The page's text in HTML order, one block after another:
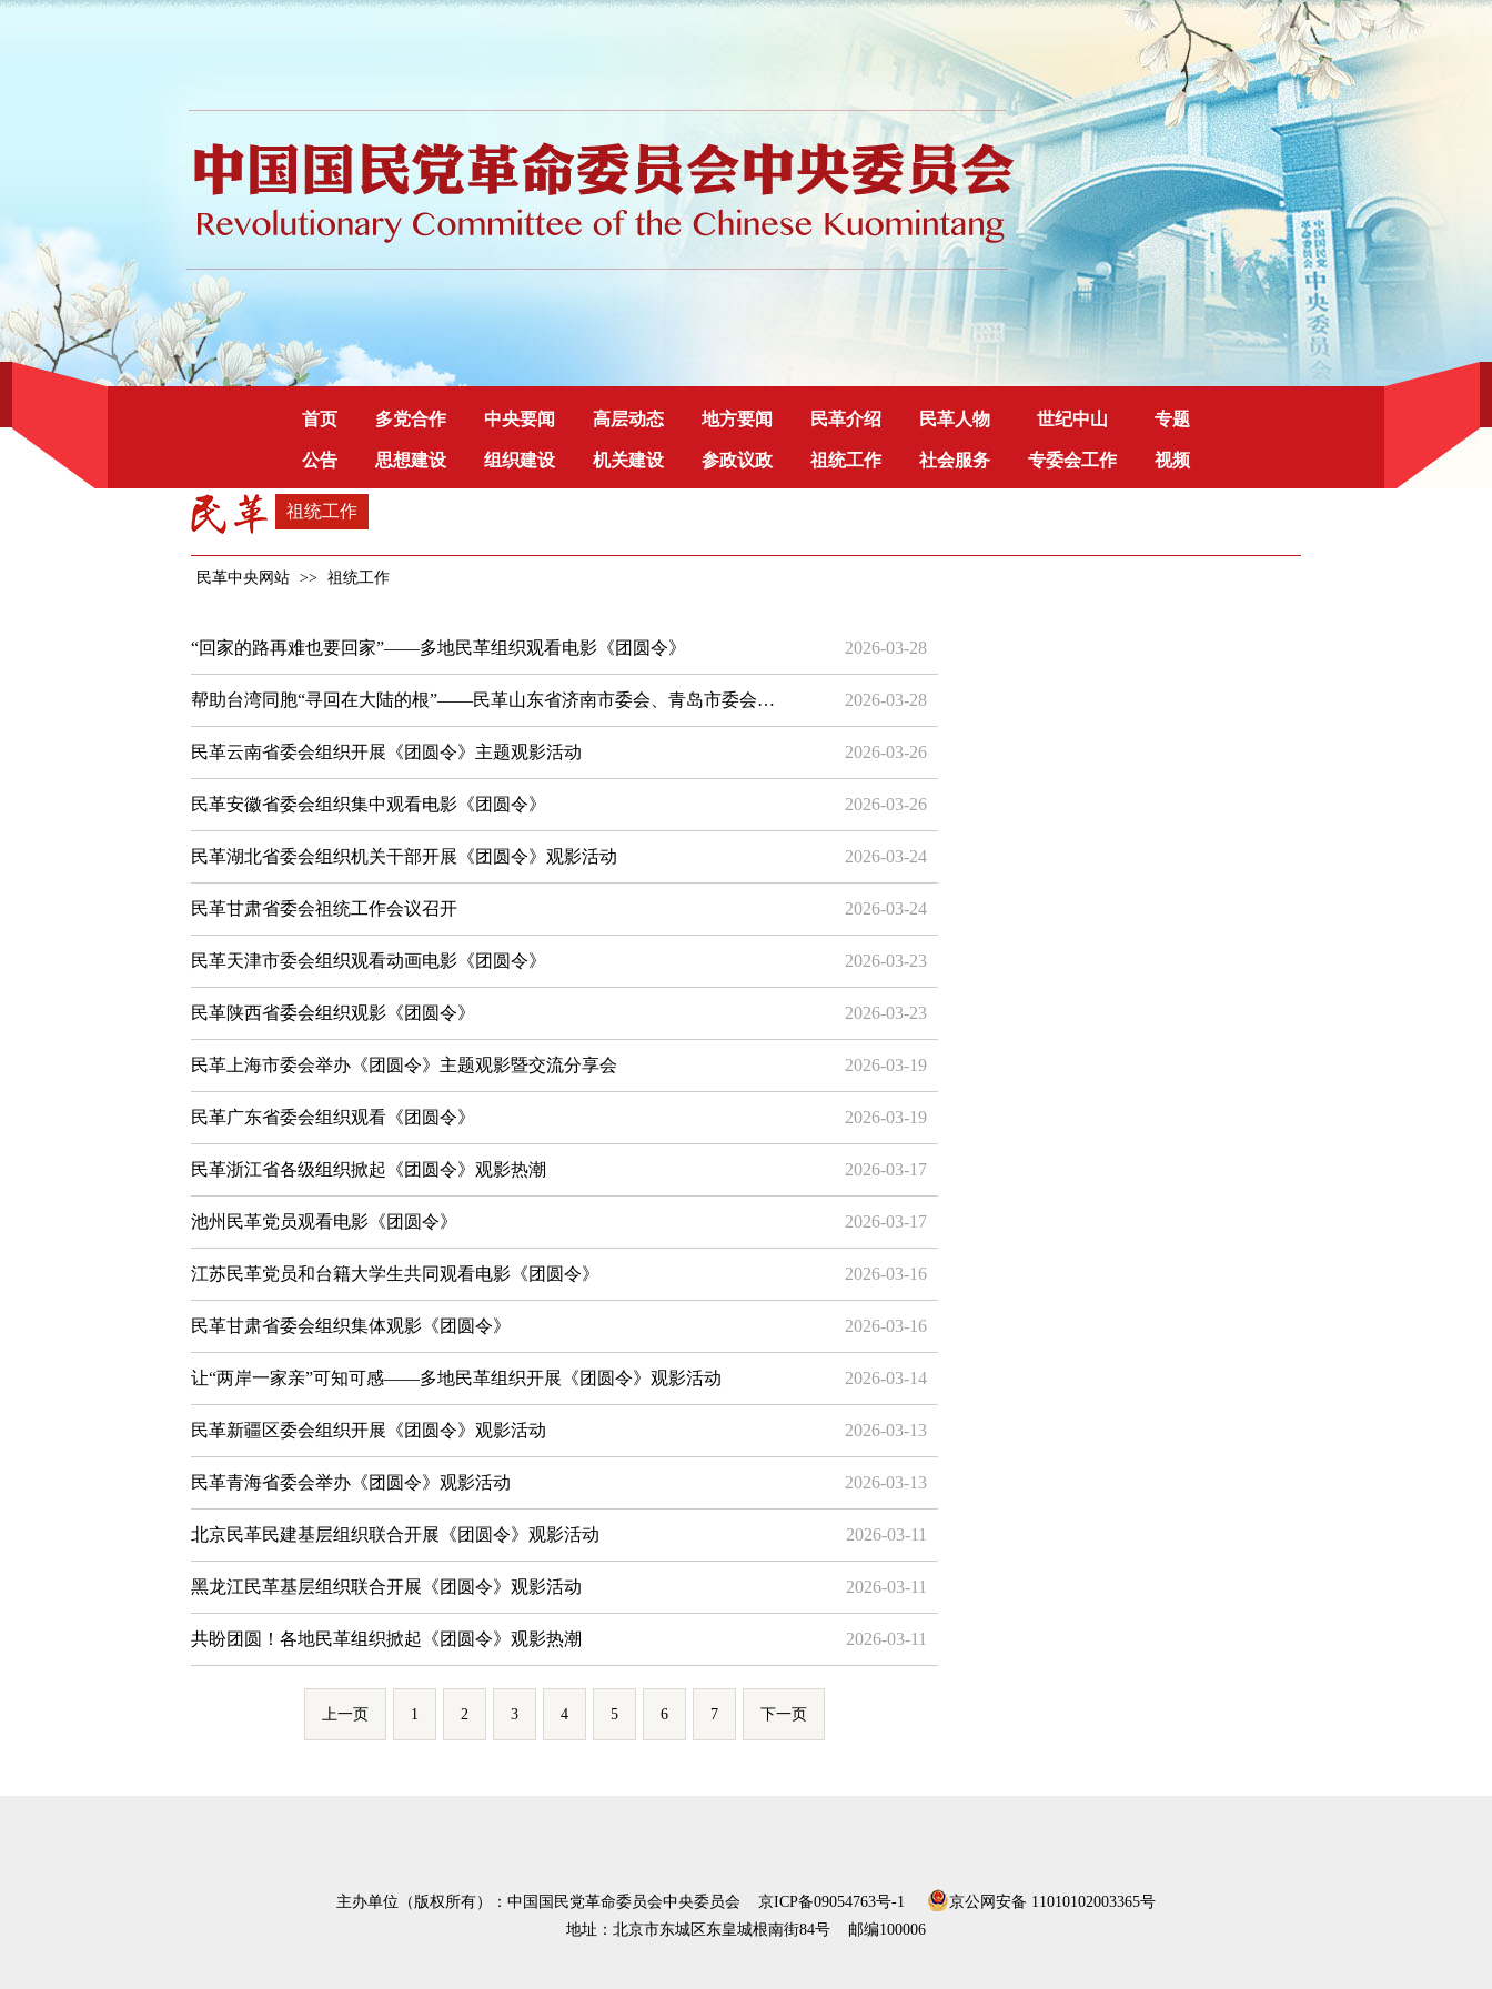
首页 多党合作 中央要闻 高层动态 地方要闻 民革介绍 民革人物 世纪中山 专题
公告 思想建设 组织建设 机关建设 参政议政 祖统工作 社会服务 专委会工作 视频
祖统工作
民革中央网站 >> 祖统工作
“回家的路再难也要回家”——多地民革组织观看电影《团圆令》 2026-03-28
帮助台湾同胞“寻回在大陆的根”——民革山东省济南市委会、青岛市委会… 2026-03-28
民革云南省委会组织开展《团圆令》主题观影活动 2026-03-26
民革安徽省委会组织集中观看电影《团圆令》 2026-03-26
民革湖北省委会组织机关干部开展《团圆令》观影活动 2026-03-24
民革甘肃省委会祖统工作会议召开 2026-03-24
民革天津市委会组织观看动画电影《团圆令》 2026-03-23
民革陕西省委会组织观影《团圆令》 2026-03-23
民革上海市委会举办《团圆令》主题观影暨交流分享会 2026-03-19
民革广东省委会组织观看《团圆令》 2026-03-19
民革浙江省各级组织掀起《团圆令》观影热潮 2026-03-17
池州民革党员观看电影《团圆令》 2026-03-17
江苏民革党员和台籍大学生共同观看电影《团圆令》 2026-03-16
民革甘肃省委会组织集体观影《团圆令》 2026-03-16
让“两岸一家亲”可知可感——多地民革组织开展《团圆令》观影活动 2026-03-14
民革新疆区委会组织开展《团圆令》观影活动 2026-03-13
民革青海省委会举办《团圆令》观影活动 2026-03-13
北京民革民建基层组织联合开展《团圆令》观影活动 2026-03-11
黑龙江民革基层组织联合开展《团圆令》观影活动 2026-03-11
共盼团圆！各地民革组织掀起《团圆令》观影热潮 2026-03-11
上一页 1 2 3 4 5 6 7 下一页
主办单位（版权所有）：中国国民党革命委员会中央委员会 京ICP备09054763号-1
京公网安备 11010102003365号
地址：北京市东城区东皇城根南街84号 邮编100006